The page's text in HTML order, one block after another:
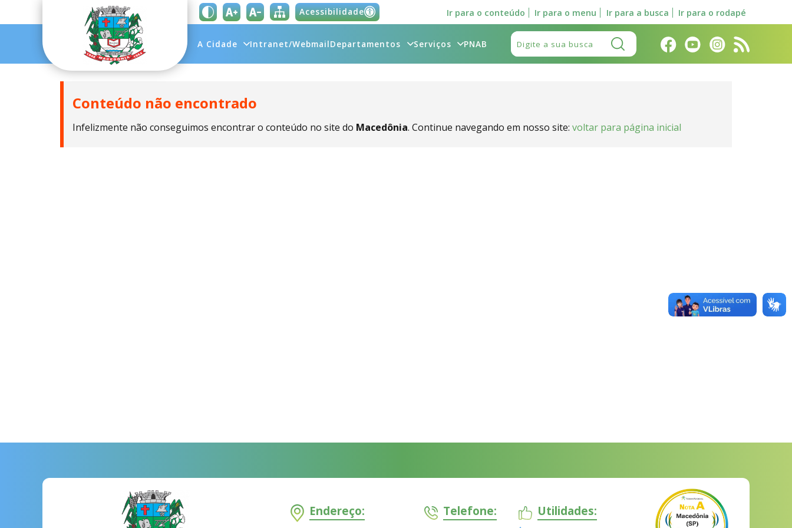
Acessibilidade Ir para o conteúdo Ir para o menu Ir para a busca Ir para o rodapé
A Cidade Intranet/WebmailDepartamentos Serviços PNAB Pesquisar:
Conteúdo não encontrado
Infelizmente não conseguimos encontrar o conteúdo no site do Macedônia. Continue navegando em nosso site: voltar para página inicial
Endereço: Telefone: Utilidades: